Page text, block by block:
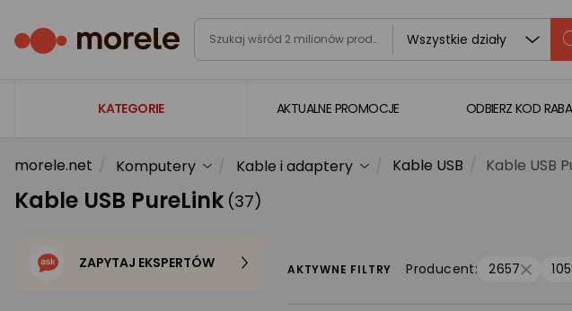
Wszystkie działy
KATEGORIE
Laptopy
Komputery
Gaming
AKTUALNE PROMOCJE ODBIERZ KOD
morele.net Komputery Kable i adaptery Kable USB Kable USB
Kable USB PureLink (37)
ZAPYTAJ EKSPERTÓW AKTYWNE FILTRY Producent: 2657